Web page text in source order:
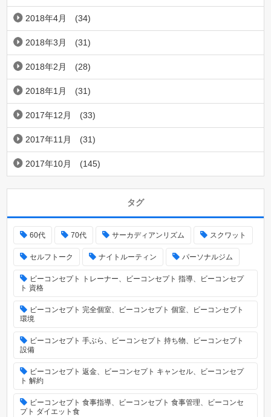
2018年4月 (34)
2018年3月 (31)
2018年2月 (28)
2018年1月 (31)
2017年12月 (33)
2017年11月 (31)
2017年10月 (145)
タグ
60代 70代 サーカディアンリズム スクワット
セルフトーク ナイトルーティン パーソナルジム
ビーコンセプト トレーナー、ビーコンセプト 指導、ビーコンセプ
ト 資格
ビーコンセプト 完全個室、ビーコンセプト 個室、ビーコンセプト
環境
ビーコンセプト 手ぶら、ビーコンセプト 持ち物、ビーコンセプト
設備
ビーコンセプト 返金、ビーコンセプト キャンセル、ビーコンセプ
ト 解約
ビーコンセプト 食事指導、ビーコンセプト 食事管理、ビーコンセ
プト ダイエット食